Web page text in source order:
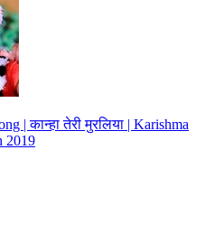
| कान्हा तेरी मुरलिया | Karishma
2019